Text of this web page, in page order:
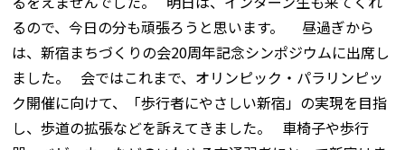
るので、今日の分も頑張ろうと思います。 昼過ぎから
は、新宿まちづくりの会20周年記念シンポジウムに出席し
ました。 会ではこれまで、オリンピック・パラリンピッ
ク開催に向けて、「歩行者にやさしい新宿」の実現を目指
し、歩道の拡張などを訴えてきました。 車椅子や歩行